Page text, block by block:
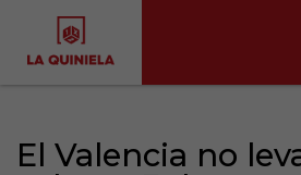
El Valencia no